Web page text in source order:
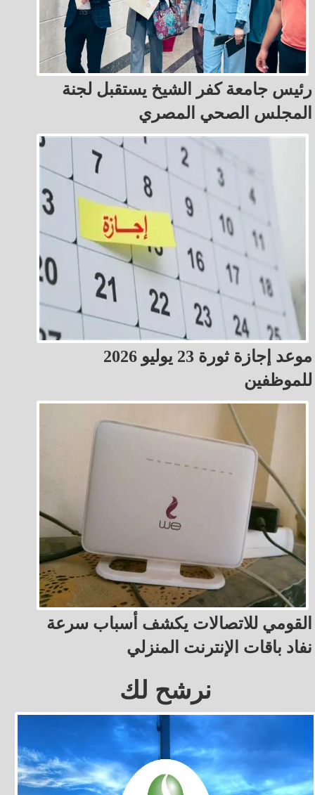
رئيس جامعة كفر الشيخ يستقبل لجنة
المجلس الصحي المصري
موعد إجازة ثورة 23 يوليو 2026
للموظفين
القومي للاتصالات يكشف أسباب سرعة
نفاد باقات الإنترنت المنزلي
نرشح لك